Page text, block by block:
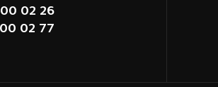
02 26
02 77